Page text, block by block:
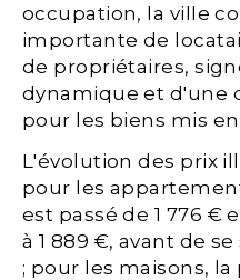
occupation, la ville
importante de
de propriétaires,
dynamique et d'une
pour les biens mis
L'évolution des prix
pour les
est passé de 1 776 €
à 1 889 €, avant de
; pour les maisons, la